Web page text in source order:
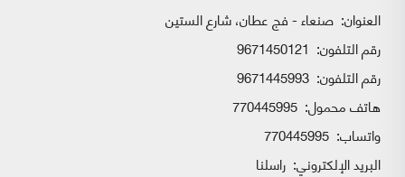
العنوان: صنعاء - فج عطان، شارع الستين
رقم التلفون: 9671450121
رقم التلفون: 9671445993
هاتف محمول: 770445995
واتساب:
البريد الإلكتروني: راسلنا